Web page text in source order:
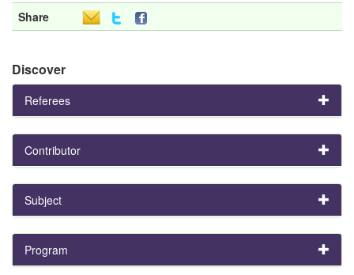
Share
Discover
Referees
Contributor
Subject
Program